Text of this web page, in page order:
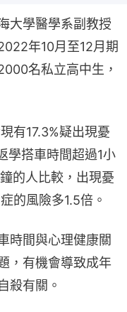
大學醫學系副教授
年10月至12月期
名私立高中生，
有17.3%疑出現憂
學搭車時間超過1小
的人比較，出現憂
的風險多1.5倍。
時間與心理健康關
，有機會導致成年
殺有關。